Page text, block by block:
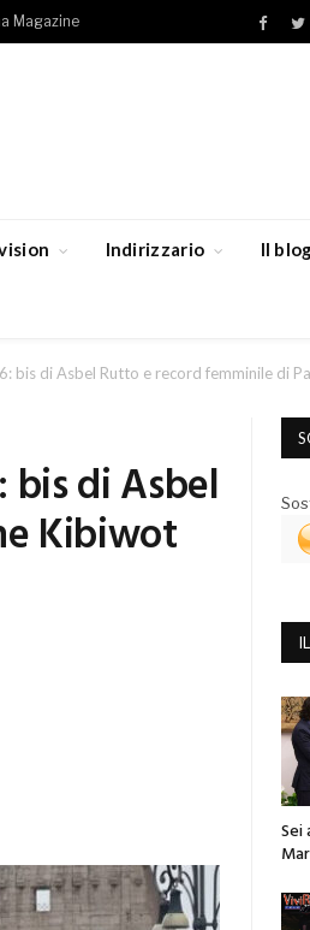
Magazine
Indirizzario Il
bis di Asbel Rutto e record femminile di
bis di Asbel
Kibiwot
Sei